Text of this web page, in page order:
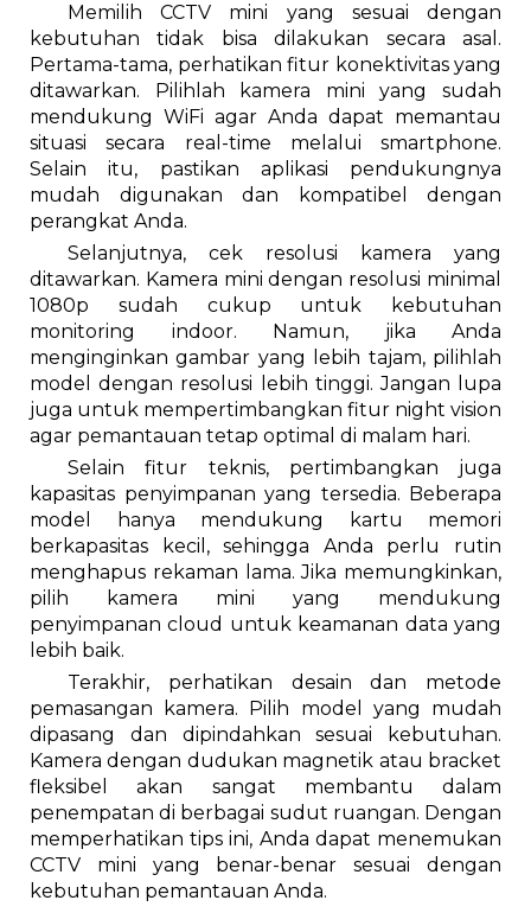
Memilih CCTV mini yang sesuai dengan
kebutuhan tidak bisa dilakukan secara asal.
Pertama-tama, perhatikan fitur konektivitas yang
ditawarkan. Pilihlah kamera mini yang sudah
mendukung WiFi agar Anda dapat memantau
situasi secara real-time melalui smartphone.
Selain itu, pastikan aplikasi pendukungnya
mudah digunakan dan kompatibel dengan
perangkat Anda.
Selanjutnya, cek resolusi kamera yang
ditawarkan. Kamera mini dengan resolusi minimal
1080p sudah cukup untuk kebutuhan
monitoring indoor. Namun, jika Anda
menginginkan gambar yang lebih tajam, pilihlah
model dengan resolusi lebih tinggi. Jangan lupa
juga untuk mempertimbangkan fitur night vision
agar pemantauan tetap optimal di malam hari.
Selain fitur teknis, pertimbangkan juga
kapasitas penyimpanan yang tersedia. Beberapa
model hanya mendukung kartu memori
berkapasitas kecil, sehingga Anda perlu rutin
menghapus rekaman lama. Jika memungkinkan,
pilih kamera mini yang mendukung
penyimpanan cloud untuk keamanan data yang
lebih baik.
Terakhir, perhatikan desain dan metode
pemasangan kamera. Pilih model yang mudah
dipasang dan dipindahkan sesuai kebutuhan.
Kamera dengan dudukan magnetik atau bracket
fleksibel akan sangat membantu dalam
penempatan di berbagai sudut ruangan. Dengan
memperhatikan tips ini, Anda dapat menemukan
CCTV mini yang benar-benar sesuai dengan
kebutuhan pemantauan Anda.